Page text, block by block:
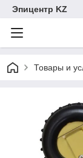
Эпицентр KZ
Товары и